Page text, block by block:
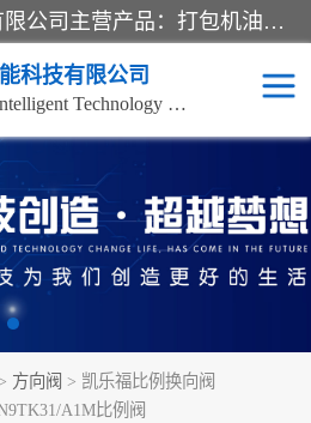
无锡凯乐福智能科技有限公司主营产品：打包机油泵、风冷式油冷却器、液压阀、液压泵、冷却器、过滤器及气动元器件。公司主导生产齿轮泵、齿轮马达、液压阀等产品。共计100多个系列、3000余种规格。覆盖了液压系统的动力元件、控制元件和执行元件，具备较强的成套供货、服务能力。
科技有限公司
Wuxi Colourful Intelligent Technology Co., Ltd
> 方向阀 > 凯乐福比例换向阀
A1M比例阀
机床冷却泵
叶片泵
方向阀